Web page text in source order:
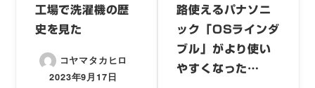
工場で洗濯機の歴
史を見た
コヤマタカヒロ
2023年9月17日
路使えるパナソニ
ック「OSラインダ
ブル」がより使い
やすくなった…